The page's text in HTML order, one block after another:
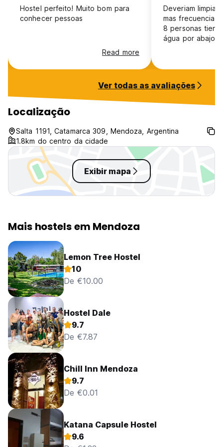
Hostel perfeito! Muito bom para
conhecer pessoas
Read more
Deveriam limpiar
mas frecuencia.
8 personas
água por abajo
Ver todas as avaliações
Localização
Salta 1191, Catamarca 309, Mendoza, Argentina
1.8km do centro da cidade
Exibir mapa
Mais hostels em Mendoza
Lemon Tree Hostel
10
De €10.00
Hostel Dale
9.7
De €7.87
Chill Inn Mendoza
9.7
De €0.01
Katana Capsule Hostel
9.6